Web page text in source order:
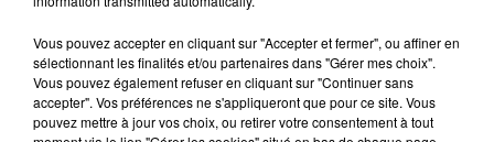
7 août 2026
Angèle et Amélie Lens dévoilent leur
collaboration tant attendue
Vous pouvez accepter en cliquant sur "Accepter et fermer", ou affiner en
sélectionnant les finalités et/ou partenaires dans "Gérer mes choix".
Vous pouvez également refuser en cliquant sur "Continuer sans
accepter". Vos préférences ne s'appliqueront que pour ce site. Vous
pouvez mettre à jour vos choix, ou retirer votre consentement à tout